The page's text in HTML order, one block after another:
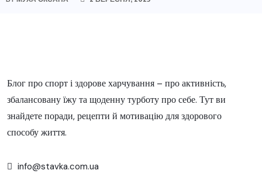
Блог про спорт і здорове харчування – про активність,
збалансовану їжу та щоденну турботу про себе. Тут ви
знайдете поради, рецепти й мотивацію для здорового
способу життя.
info@stavka.com.ua